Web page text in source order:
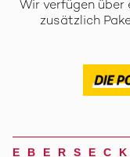
Wir verfügen über
zusätzlich